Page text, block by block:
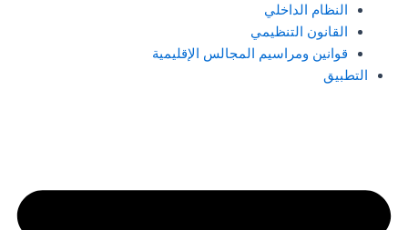
النظام الداخلي
القانون التنظيمي
قوانين ومراسيم المجالس الإقليمية
التطبيق